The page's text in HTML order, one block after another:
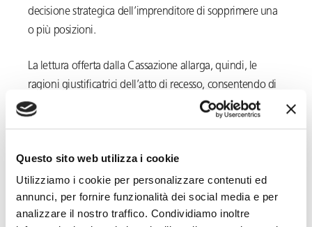
Questo sito web utilizza i cookie
Utilizziamo i cookie per personalizzare contenuti ed
annunci, per fornire funzionalità dei social media e per
analizzare il nostro traffico. Condividiamo inoltre
decisione strategica dell’imprenditore di sopprimere una
o più posizioni.
La lettura offerta dalla Cassazione allarga, quindi, le
ragioni giustificatrici dell’atto di recesso, consentendo di
ritenere
il licenziamento di un lavoratore senza
La procedura di
licenziamento per GMO